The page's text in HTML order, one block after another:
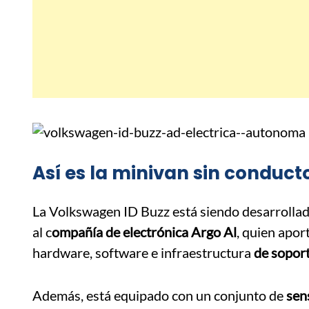
Así es la minivan sin
La Volkswagen ID Buzz está siendo
al compañía de electrónica Argo Al, quien
hardware, software e infraestructura de
Además, está equipado con un conjunto de